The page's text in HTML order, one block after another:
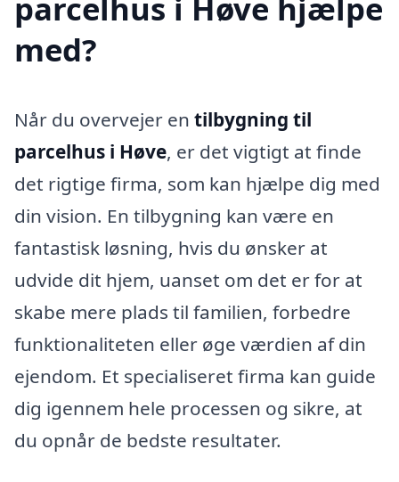
parcelhus i Høve hjælpe
med?
Når du overvejer en tilbygning til
parcelhus i Høve, er det vigtigt at finde
det rigtige firma, som kan hjælpe dig med
din vision. En tilbygning kan være en
fantastisk løsning, hvis du ønsker at
udvide dit hjem, uanset om det er for at
skabe mere plads til familien, forbedre
funktionaliteten eller øge værdien af din
ejendom. Et specialiseret firma kan guide
dig igennem hele processen og sikre, at
du opnår de bedste resultater.